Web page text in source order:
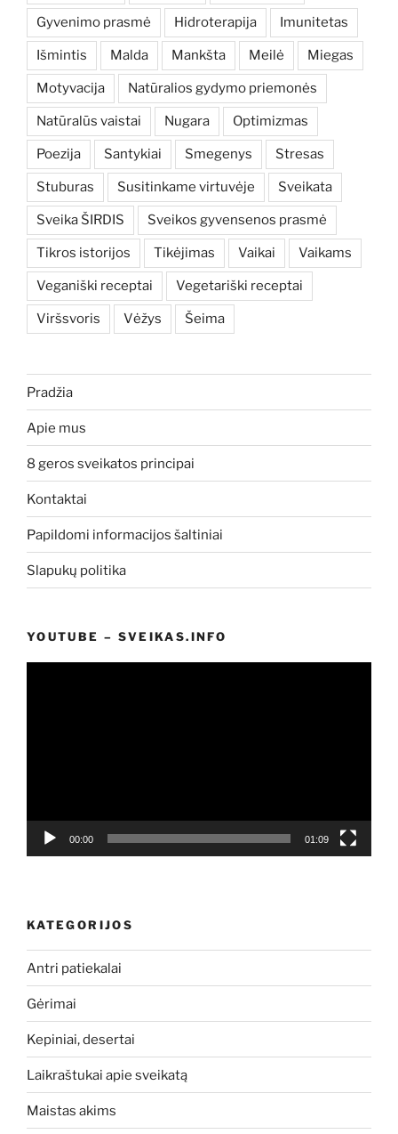
Gyvenimo prasmė Hidroterapija Imunitetas
Išmintis Malda Mankšta Meilė Miegas
Motyvacija Natūralios gydymo priemonės
Natūralūs vaistai Nugara Optimizmas
Poezija Santykiai Smegenys Stresas
Stuburas Susitinkame virtuvėje Sveikata
Sveika ŠIRDIS Sveikos gyvensenos prasmė
Tikros istorijos Tikėjimas Vaikai Vaikams
Veganiški receptai Vegetariški receptai
Viršsvoris Vėžys Šeima
Pradžia
Apie mus
8 geros sveikatos principai
Kontaktai
Papildomi informacijos šaltiniai
Slapukų politika
YOUTUBE – SVEIKAS.INFO
00:00 01:09
KATEGORIJOS
Antri patiekalai
Gėrimai
Kepiniai, desertai
Laikraštukai apie sveikatą
Maistas akims